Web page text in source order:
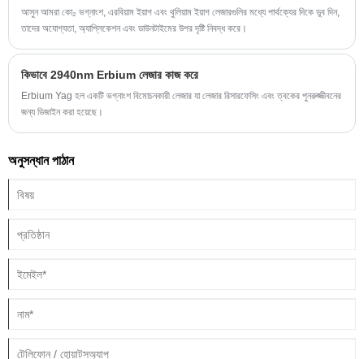
আসুন আমরা কো₂ ভগ্নাংশ, এরবিয়াম ইয়াগ এবং থুলিয়াম ইয়াগ লেজারগুলির মধ্যে পার্থক্যের দিকে ডুব দিন,
তাদের অযোগ্যতা, অ্যাপ্লিকেশন এবং ডাউনটাইমের উপর দৃষ্টি নিবদ্ধ করে।
কিভাবে 2940nm Erbium লেজার কাজ করে
Erbium Yag হল একটি ভগ্নাংশ বিমোচনকারী লেজার যা লেজার রিসারফেসিং এবং ত্বকের পুনরুজ্জীবনের
জন্য ডিজাইন করা হয়েছে।
অনুসন্ধান পাঠান